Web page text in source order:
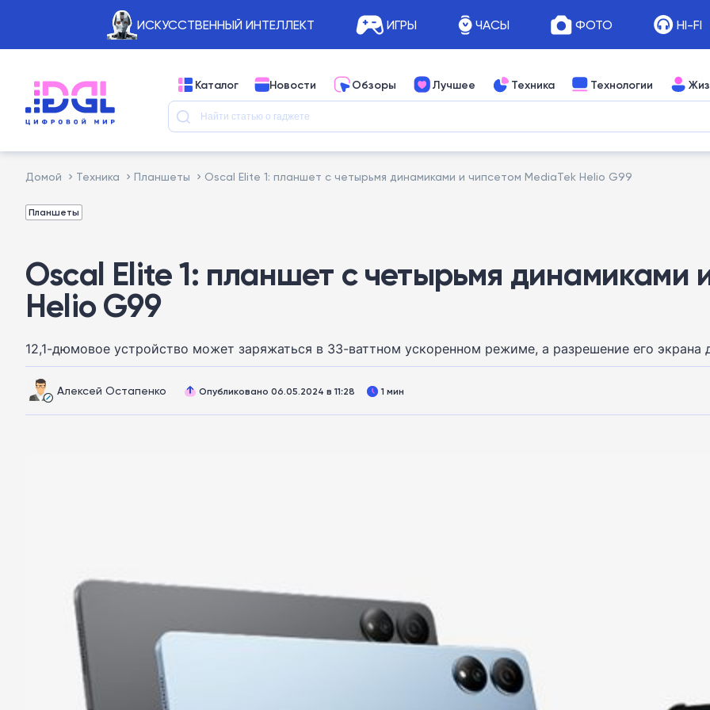
ИСКУССТВЕННЫЙ ИНТЕЛЛЕКТ ИГРЫ ЧАСЫ ФОТО HI-FI
Каталог Новости Обзоры Лучшее Техника Технологии
Домой Техника Планшеты Oscal Elite 1: планшет с четырьмя динамиками и чипсетом MediaTek Helio G99
Планшеты
Oscal Elite 1: планшет с четырьмя динамиками
Helio G99
12,1-дюмовое устройство может заряжаться в 33-ваттном ускоренном режиме, а разрешение его экрана
Алексей Остапенко Опубликовано 06.05.2024 в 11:28 1 мин